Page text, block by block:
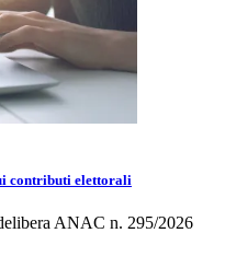
contributi elettorali
ANAC n. 295/2026